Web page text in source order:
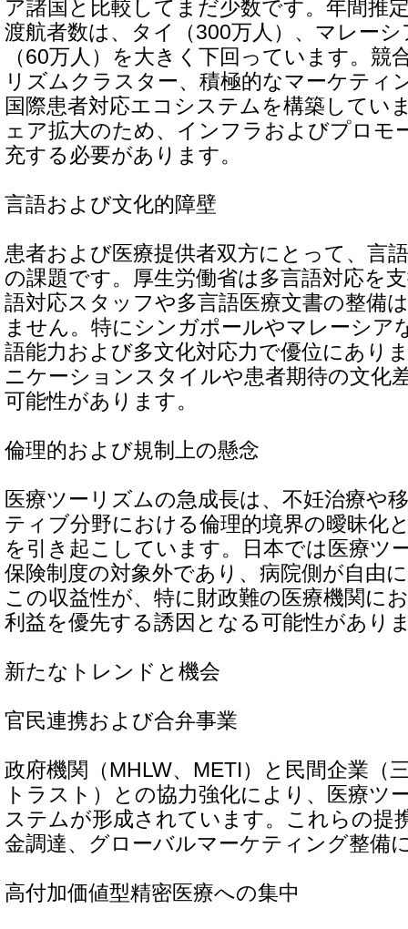
ア諸国と比較してまだ少数です。年間推
渡航者数は、タイ（300万人）、マレー
（60万人）を大きく下回っています。競
リズムクラスター、積極的なマーケティ
国際患者対応エコシステムを構築してい
ェア拡大のため、インフラおよびプロモ
充する必要があります。
言語および文化的障壁
患者および医療提供者双方にとって、言
の課題です。厚生労働省は多言語対応を
語対応スタッフや多言語医療文書の整備
ません。特にシンガポールやマレーシア
語能力および多文化対応力で優位にあり
ニケーションスタイルや患者期待の文化
可能性があります。
倫理的および規制上の懸念
医療ツーリズムの急成長は、不妊治療や
ティブ分野における倫理的境界の曖昧化
を引き起こしています。日本では医療ツ
保険制度の対象外であり、病院側が自由
この収益性が、特に財政難の医療機関に
利益を優先する誘因となる可能性があり
新たなトレンドと機会
官民連携および合弁事業
政府機関（MHLW、METI）と民間企業（
トラスト）との協力強化により、医療ツ
ステムが形成されています。これらの提
金調達、グローバルマーケティング整備
高付加価値型精密医療への集中